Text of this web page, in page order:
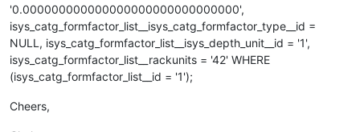
'0.000000000000000000000000000000',
isys_catg_formfactor_list__isys_catg_formfactor_type__id =
NULL, isys_catg_formfactor_list__isys_depth_unit__id = '1',
isys_catg_formfactor_list__rackunits = '42' WHERE
(isys_catg_formfactor_list__id = '1');
Cheers,